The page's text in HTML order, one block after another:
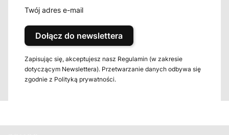
Twój adres e-mail
Dołącz do newslettera
Zapisując się, akceptujesz nasz Regulamin (w zakresie
dotyczącym Newslettera). Przetwarzanie danych odbywa się
zgodnie z Polityką prywatności.